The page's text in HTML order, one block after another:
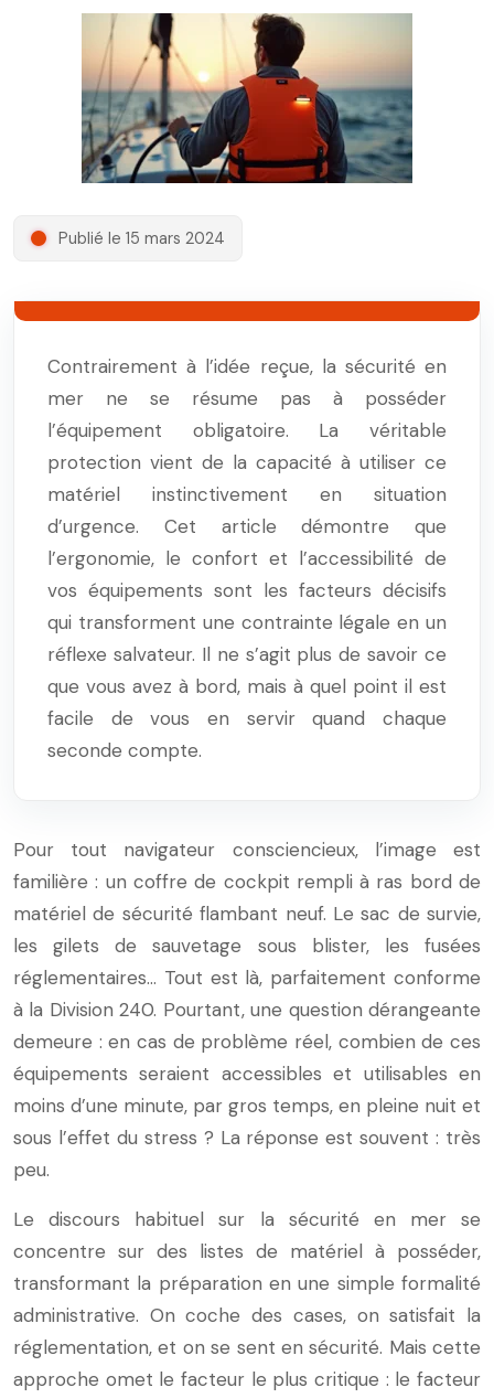
Publié le 15 mars 2024
Contrairement à l’idée reçue, la sécurité en
mer ne se résume pas à posséder
l’équipement obligatoire. La véritable
protection vient de la capacité à utiliser ce
matériel instinctivement en situation
d’urgence. Cet article démontre que
l’ergonomie, le confort et l’accessibilité de
vos équipements sont les facteurs décisifs
qui transforment une contrainte légale en un
réflexe salvateur. Il ne s’agit plus de savoir ce
que vous avez à bord, mais à quel point il est
facile de vous en servir quand chaque
seconde compte.
Pour tout navigateur consciencieux, l’image est
familière : un coffre de cockpit rempli à ras bord de
matériel de sécurité flambant neuf. Le sac de survie,
les gilets de sauvetage sous blister, les fusées
réglementaires… Tout est là, parfaitement conforme
à la Division 240. Pourtant, une question dérangeante
demeure : en cas de problème réel, combien de ces
équipements seraient accessibles et utilisables en
moins d’une minute, par gros temps, en pleine nuit et
sous l’effet du stress ? La réponse est souvent : très
peu.
Le discours habituel sur la sécurité en mer se
concentre sur des listes de matériel à posséder,
transformant la préparation en une simple formalité
administrative. On coche des cases, on satisfait la
réglementation, et on se sent en sécurité. Mais cette
approche omet le facteur le plus critique : le facteur